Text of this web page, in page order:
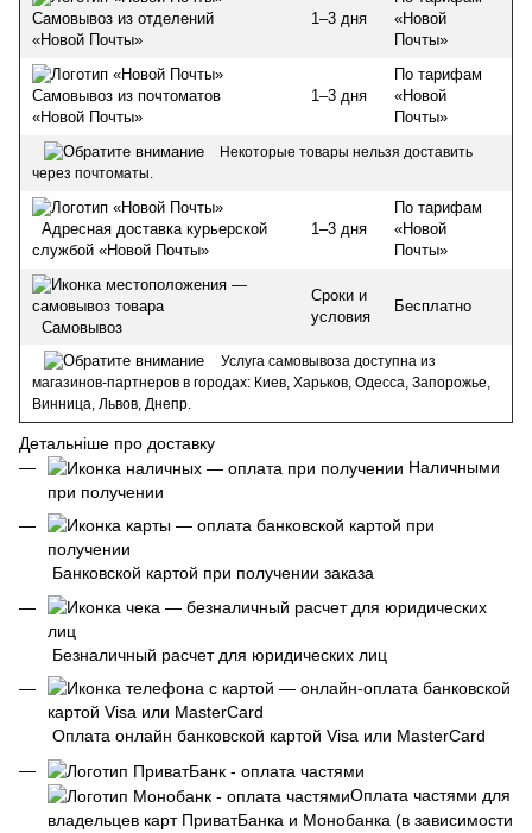
Самовывоз из отделений
«Новой Почты»
1–3 дня
«Новой
Почты»
Самовывоз из почтоматов
«Новой Почты»
1–3 дня
По тарифам
«Новой
Почты»
Некоторые товары нельзя доставить
через почтоматы.
Адресная доставка курьерской
службой «Новой Почты»
1–3 дня
По тарифам
«Новой
Почты»
Самовывоз
Сроки и
условия
Бесплатно
Услуга самовывоза доступна из
магазинов-партнеров в городах: Киев, Харьков, Одесса, Запорожье,
Винница, Львов, Днепр.
Детальніше про доставку
Наличными
при получении
Банковской картой при получении заказа
Безналичный расчет для юридических лиц
Оплата онлайн банковской картой Visa или MasterCard
Оплата частями для
владельцев карт ПриватБанка и Монобанка (в зависимости